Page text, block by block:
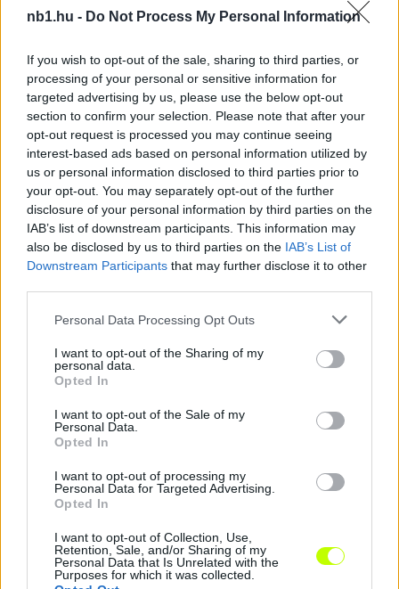
nb1.hu - Do Not Process My Personal Information
If you wish to opt-out of the sale, sharing to third parties, or
processing of your personal or sensitive information for
targeted advertising by us, please use the below opt-out
section to confirm your selection. Please note that after your
opt-out request is processed you may continue seeing
interest-based ads based on personal information utilized by
us or personal information disclosed to third parties prior to
your opt-out. You may separately opt-out of the further
disclosure of your personal information by third parties on the
IAB’s list of downstream participants. This information may
also be disclosed by us to third parties on the IAB’s List of
Downstream Participants that may further disclose it to other
Please note that this website/app uses one or more Google
not limited to your visit or usage behaviour. You may click to
grant or deny consent to Google and its third-party tags to
use your data for below specified purposes in below Google
consent section.
Personal Data Processing Opt Outs
I want to opt-out of the Sharing of my
personal data.
Opted In
I want to opt-out of the Sale of my
Personal Data.
Opted In
I want to opt-out of processing my
Personal Data for Targeted Advertising.
Opted In
I want to opt-out of Collection, Use,
Retention, Sale, and/or Sharing of my
Personal Data that Is Unrelated with the
Purposes for which it was collected.
UnmuteLoaded:
Megosztás:
KAPCSOLÓDÓ HÍREK
Pető kifakadt az öt piros lap után: teljesen összevissza
volt minden
A Videoton legyőzte a Szegedet, de az öt piros és 11 sárga lapot hozó